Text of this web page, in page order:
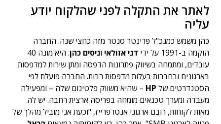
לאתר את התקלה לפני שהלקוח יודע
עליה
כהן משמש כמנכ"ל פרינטר סנטר מזה כחצי שנה. החברה
הוקמה ב-1991 על ידי
דני אזולאי וניסים כהן
. היא מונה 40
עובדים, ומתמחה בשיווק פתרונות הדפסה ומתן שירות למדפסות
בארגונים ובחברות בעלות מדפסות רבות. החברה פועלת לפי
הסטנדרטים של HP – שהיא משווק פלטינום שלה – ומפעילה
מעבדה ומערך טכנאים מומחה בפריסה ארצית רחבה. יש לה
מאות לקוחות, רובם ארגוני אנטרפרייז, "וכעת אני מוביל מהלך של